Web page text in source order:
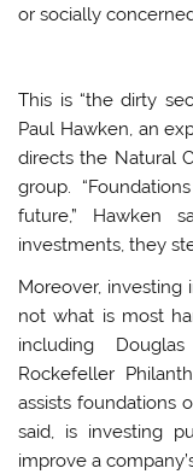
or socially
This is “the dirty
Paul Hawken, an
directs the Natural
group.
future,” Hawken
investments, they
Moreover,
not what is most
including
Rockefeller
assists foundations
said, is investing
improve a